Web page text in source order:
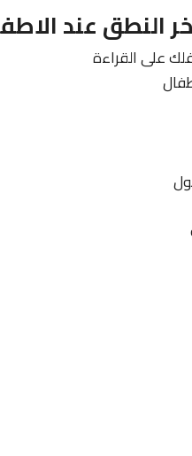
النطق عند
على القراءة